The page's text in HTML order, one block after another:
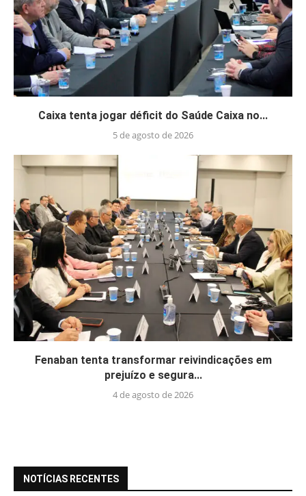
Caixa tenta jogar déficit do Saúde Caixa no...
5 de agosto de 2026
Fenaban tenta transformar reivindicações em
prejuízo e segura...
4 de agosto de 2026
NOTÍCIAS RECENTES